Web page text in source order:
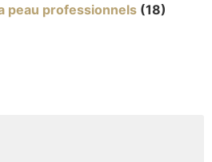
peau professionnels (18)